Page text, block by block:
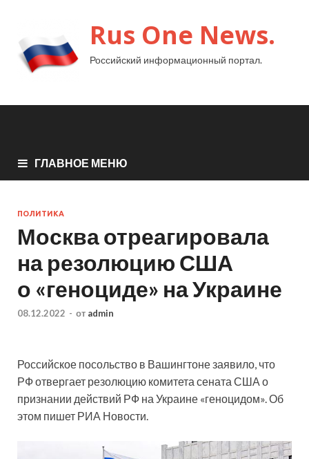
Rus One News.
Российский информационный портал.
ГЛАВНОЕ МЕНЮ
ПОЛИТИКА
Москва отреагировала
на резолюцию США
о «геноциде» на Украине
08.12.2022 - от admin
Российское посольство в Вашингтоне заявило, что
РФ отвергает резолюцию комитета сената США о
признании действий РФ на Украине «геноцидом». Об
этом пишет РИА Новости.